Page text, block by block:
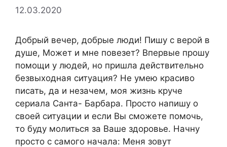
12.03.2020
Добрый вечер, добрые люди! Пишу с верой в
душе, Может и мне повезет? Впервые прошу
помощи у людей, но пришла действительно
безвыходная ситуация? Не умею красиво
писать, да и незачем, моя жизнь круче
сериала Санта- Барбара. Просто напишу о
своей ситуации и если Вы сможете помочь,
то буду молиться за Ваше здоровье. Начну
просто с самого начала: Меня зовут